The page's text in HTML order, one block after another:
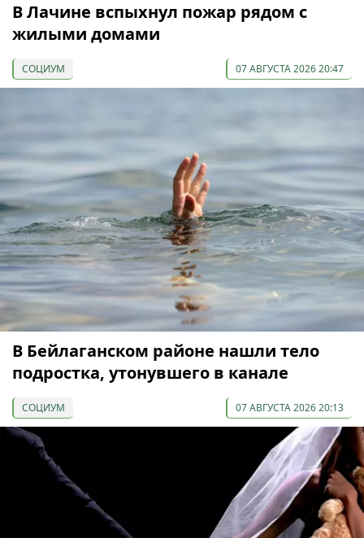
В Лачине вспыхнул пожар рядом с
жилыми домами
СОЦИУМ 07 АВГУСТА 2026 20:47
В Бейлаганском районе нашли тело
подростка, утонувшего в канале
СОЦИУМ 07 АВГУСТА 2026 20:13